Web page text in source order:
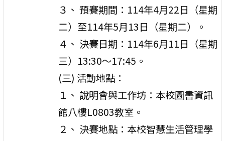
３、 預賽期間：114年4月22日（星期
二）至114年5月13日（星期二）。
４、 決賽日期：114年6月11日（星期
三）13:30～17:45。
(三) 活動地點：
１、 說明會與工作坊：本校圖書資訊
館八樓L0803教室。
２、 決賽地點：本校智慧生活管理學